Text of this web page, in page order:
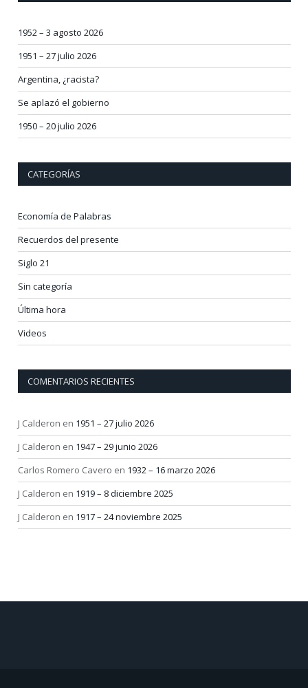
1952 – 3 agosto 2026
1951 – 27 julio 2026
Argentina, ¿racista?
Se aplazó el gobierno
1950 – 20 julio 2026
CATEGORÍAS
Economía de Palabras
Recuerdos del presente
Siglo 21
Sin categoría
Última hora
Videos
COMENTARIOS RECIENTES
J Calderon en 1951 – 27 julio 2026
J Calderon en 1947 – 29 junio 2026
Carlos Romero Cavero en 1932 – 16 marzo 2026
J Calderon en 1919 – 8 diciembre 2025
J Calderon en 1917 – 24 noviembre 2025